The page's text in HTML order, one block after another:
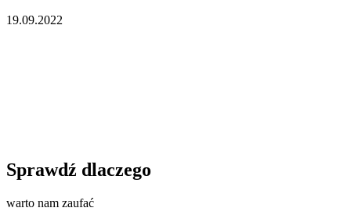
19.09.2022
Sprawdź dlaczego
warto nam zaufać